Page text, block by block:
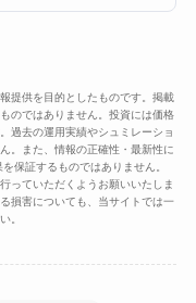
提供を目的としたものです。掲載
のではありません。投資には価格
過去の運用実績やシュミレーショ
。また、情報の正確性・最新性に
保証するものではありません。
っていただくようお願いいたしま
損害についても、当サイトでは一
。